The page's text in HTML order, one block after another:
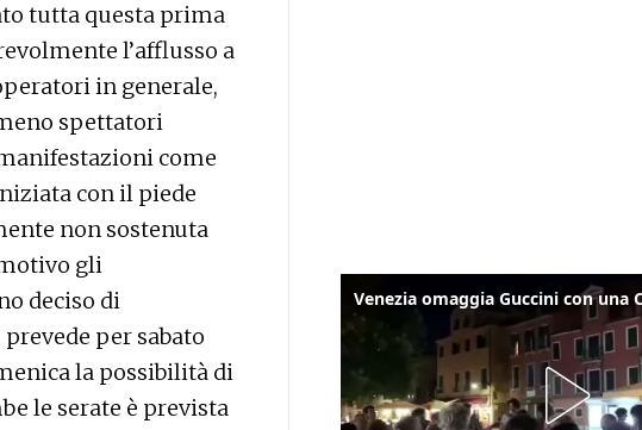
tutta questa prima
l’afflusso a
in generale,
spettatori
come
con il piede
non sostenuta
gli
deciso di
per sabato
la possibilità di
le serate è prevista